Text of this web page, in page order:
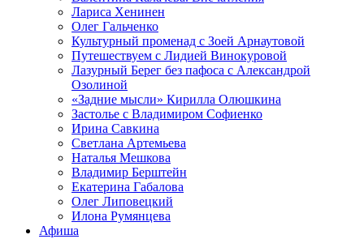
Лариса Хенинен
Олег Гальченко
Культурный променад с Зоей Арнаутовой
Путешествуем с Лидией Винокуровой
Лазурный Берег без пафоса с Александрой
Озолиной
«Задние мысли» Кирилла Олюшкина
Застолье с Владимиром Софиенко
Ирина Савкина
Светлана Артемьева
Наталья Мешкова
Владимир Берштейн
Екатерина Габалова
Олег Липовецкий
Илона Румянцева
Афиша